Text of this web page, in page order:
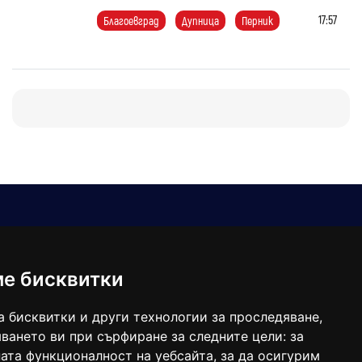
бисквитки
бисквитки и други технологии за проследяване,
ви при сърфиране за следните цели: за
функционалност на уебсайта, за да осигурим
Благоевград Дупница Перник 17:57
balgarkanews@gmail.com